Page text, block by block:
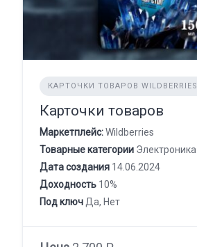
КАРТОЧКИ ТОВАРОВ WILDBERRIES
Карточки товаров
Маркетплейс:Wildberries
Товарные категории Электроника
Дата создания 14.06.2024
Доходность 10%
Под ключ Да, Нет